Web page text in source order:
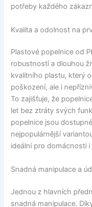
potřeby každého
Kvalita a odolnost na
Plastové popelnice od
robustností a dlouhou
kvalitního plastu, který
poškození, ale i
To zajišťuje, že
let bez ztráty svých
popelnice jsou
nejpopulárnější
ideální pro domácnosti
Snadná manipulace a
Jednou z hlavních
snadná manipulace.